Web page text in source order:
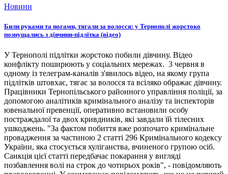
Новини
Били руками та ногами, тягали за волосся: у Тернополі жорстоко
познущались з дівчини-підлітка (відео)
У Тернополі підлітки жорстоко побили дівчину. Відео
конфлікту поширюють у соціальних мережах. 3 червня в
одному із телеграм-каналів з'явилось відео, на якому група
підлітків штовхає, тягає за волосся та всіляко ображає дівчину.
Працівники Тернопільського районного управління поліції, за
допомогою аналітиків кримінального аналізу та інспекторів
ювенальної превенції, оперативно встановили особу
постраждалої та двох кривдників, які завдали їй тілесних
ушкоджень. "За фактом побиття вже розпочато кримінальне
провадження за частиною 2 статті 296 Кримінального кодексу
України, яка стосується хуліганства, вчиненого групою осіб.
Санкція цієї статті передбачає покарання у вигляді
позбавлення волі на строк до чотирьох років", - повідомляють